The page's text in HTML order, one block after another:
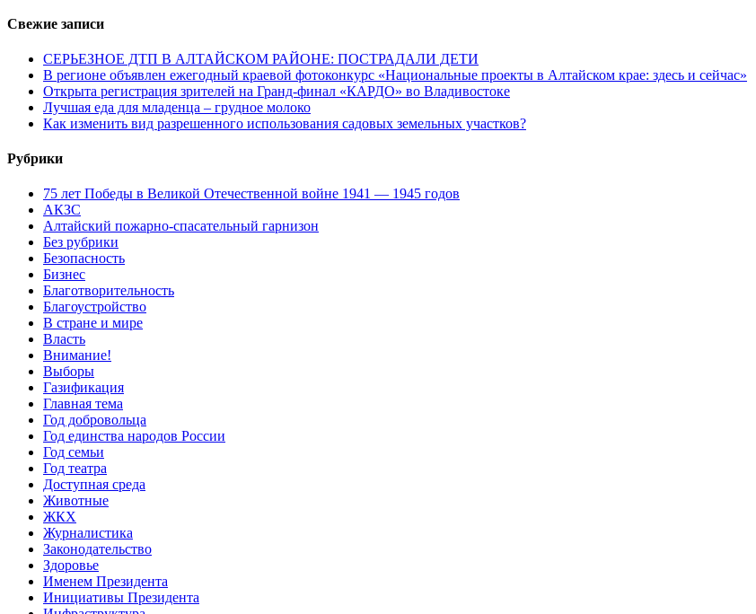
Свежие записи
СЕРЬЕЗНОЕ ДТП В АЛТАЙСКОМ РАЙОНЕ: ПОСТРАДАЛИ ДЕТИ
В регионе объявлен ежегодный краевой фотоконкурс «Национальные проекты в Алтайском крае: здесь и сейчас»
Открыта регистрация зрителей на Гранд-финал «КАРДО» во Владивостоке
Лучшая еда для младенца – грудное молоко
Как изменить вид разрешенного использования садовых земельных участков?
Рубрики
75 лет Победы в Великой Отечественной войне 1941 — 1945 годов
АКЗС
Алтайский пожарно-спасательный гарнизон
Без рубрики
Безопасность
Бизнес
Благотворительность
Благоустройство
В стране и мире
Власть
Внимание!
Выборы
Газификация
Главная тема
Год добровольца
Год единства народов России
Год семьи
Год театра
Доступная среда
Животные
ЖКХ
Журналистика
Законодательство
Здоровье
Именем Президента
Инициативы Президента